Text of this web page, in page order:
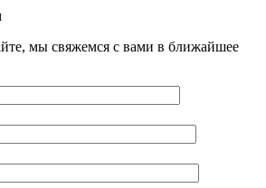
мы свяжемся с вами в ближайшее